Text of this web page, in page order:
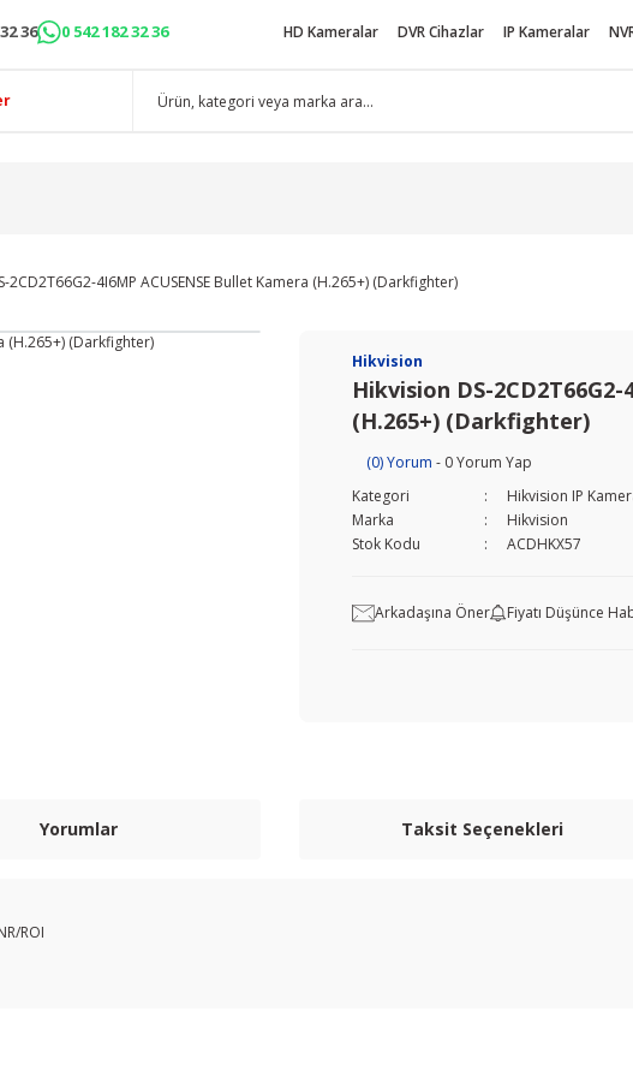
36 0 542 182 32 36 HD Kameralar DVR Cihazlar IP Kameralar
2CD2T66G2-4I6MP ACUSENSE Bullet Kamera (H.265+) (Darkfighter)
Hikvision
Hikvision DS-
(H.265+) (Darkfighter)
(0) Yorum - 0 Yorum Yap
Kategori
Hikvision IP
Marka
Hikvision
Stok Kodu
ACDHKX57
Arkadaşına Öner Fiyatı Düşünce
Yorumlar Taksit Seçenekleri
ROI